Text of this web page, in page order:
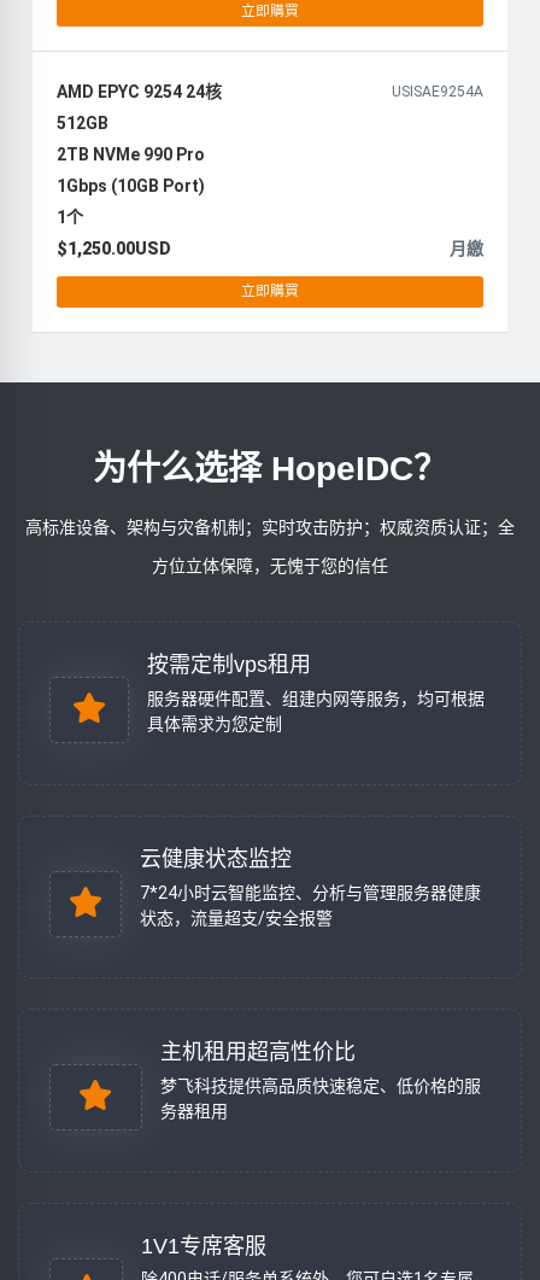
立即購買
AMD EPYC 9254 24核 USISAE9254A
512GB
2TB NVMe 990 Pro
1Gbps (10GB Port)
1个
$1,250.00USD
月繳
立即購買
为什么选择 HopeIDC？
高标准设备、架构与灾备机制；实时攻击防护；权威资质认证；全
方位立体保障，无愧于您的信任
按需定制vps租用
服务器硬件配置、组建内网等服务，均可根据
具体需求为您定制
云健康状态监控
7*24小时云智能监控、分析与管理服务器健康
状态，流量超支/安全报警
主机租用超高性价比
梦飞科技提供高品质快速稳定、低价格的服
务器租用
1V1专席客服